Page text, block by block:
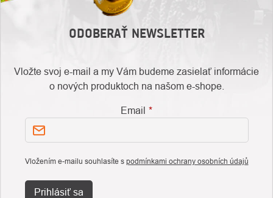
ODOBERAŤ NEWSLETTER
Vložte svoj e-mail a my Vám budeme zasielať informácie
o nových produktoch na našom e-shope.
Email
Vložením e-mailu souhlasíte s podmínkami ochrany osobních údajů
Prihlásiť sa